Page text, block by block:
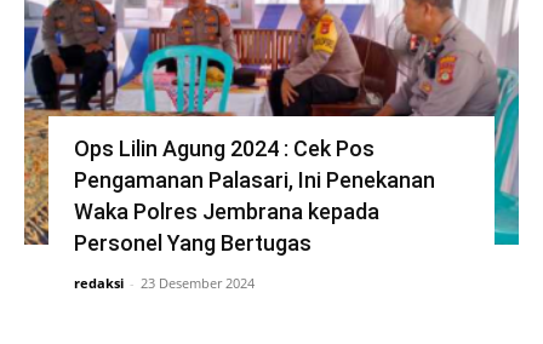
Ops Lilin Agung 2024 : Cek Pos
Pengamanan Palasari, Ini Penekanan
Waka Polres Jembrana kepada
Personel Yang Bertugas
redaksi - 23 Desember 2024